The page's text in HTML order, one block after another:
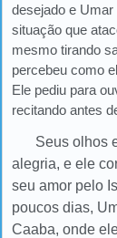
desejado e
situação que
mesmo tirando
percebeu como
Ele pediu para
recitando antes
Seus olhos
alegria, e ele
seu amor pelo
poucos dias,
Caaba, onde